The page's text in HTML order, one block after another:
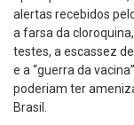
alertas recebidos
a farsa da
testes, a escassez
e a “guerra da
poderiam ter
Brasil.